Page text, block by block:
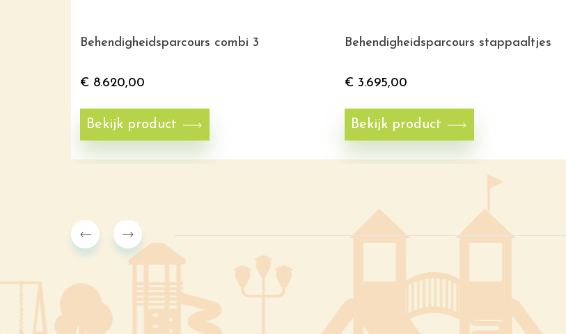
Behendigheidsparcours combi 3
€ 8.620,00
Bekijk product
Behendigheidsparcours stappaaltjes
€ 3.695,00
Bekijk product